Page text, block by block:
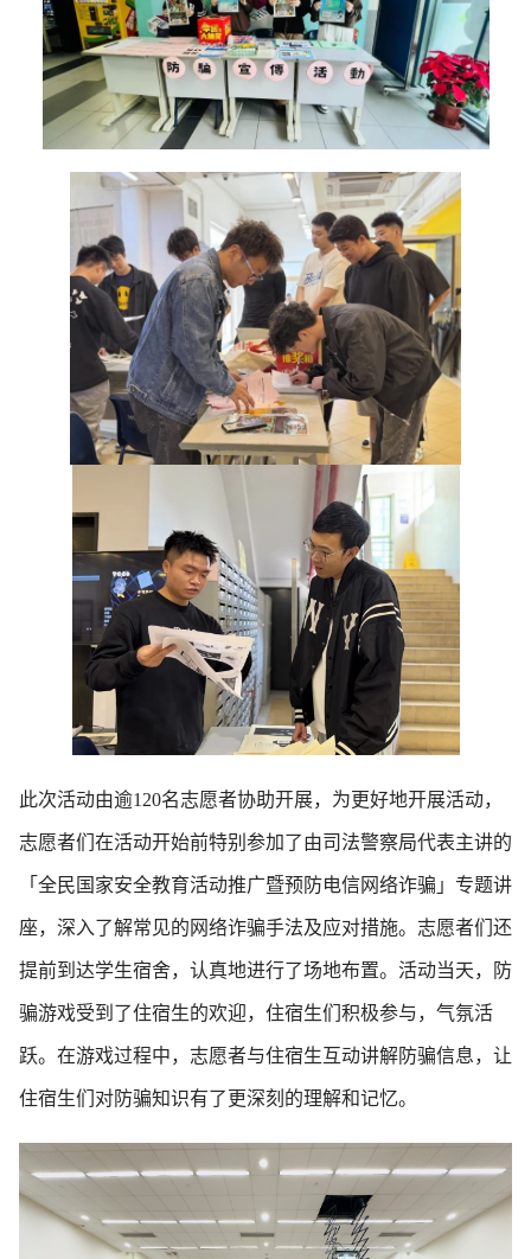
此次活动由逾120名志愿者协助开展，为更好地开展活动，
志愿者们在活动开始前特别参加了由司法警察局代表主讲的
「全民国家安全教育活动推广暨预防电信网络诈骗」专题讲
座，深入了解常见的网络诈骗手法及应对措施。志愿者们还
提前到达学生宿舍，认真地进行了场地布置。活动当天，防
骗游戏受到了住宿生的欢迎，住宿生们积极参与，气氛活
跃。在游戏过程中，志愿者与住宿生互动讲解防骗信息，让
住宿生们对防骗知识有了更深刻的理解和记忆。